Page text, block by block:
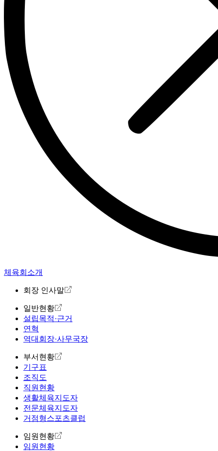
체육회소개
회장 인사말
일반현황
설립목적·근거
연혁
역대회장·사무국장
부서현황
기구표
조직도
직원현황
생활체육지도자
전문체육지도자
거점형스포츠클럽
임원현황
임원현황